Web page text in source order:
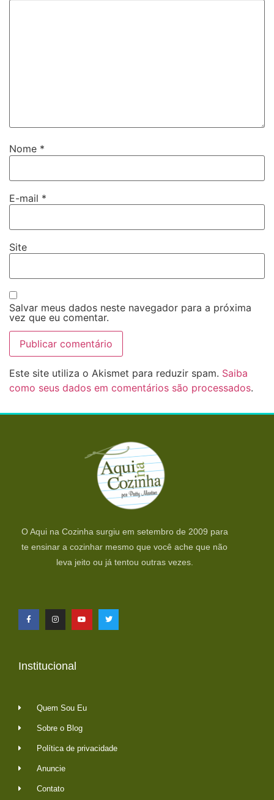
Nome *
E-mail *
Site
Salvar meus dados neste navegador para a próxima
vez que eu comentar.
Este site utiliza o Akismet para reduzir spam. Saiba
como seus dados em comentários são processados.
O Aqui na Cozinha surgiu em setembro de 2009 para
te ensinar a cozinhar mesmo que você ache que não
leva jeito ou já tentou outras vezes.
Institucional
Quem Sou Eu
Sobre o Blog
Política de privacidade
Anuncie
Contato